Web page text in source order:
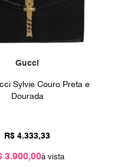
Gucci
Sylvie Couro Preta e
Dourada
R$ 4.333,33
3.900,00